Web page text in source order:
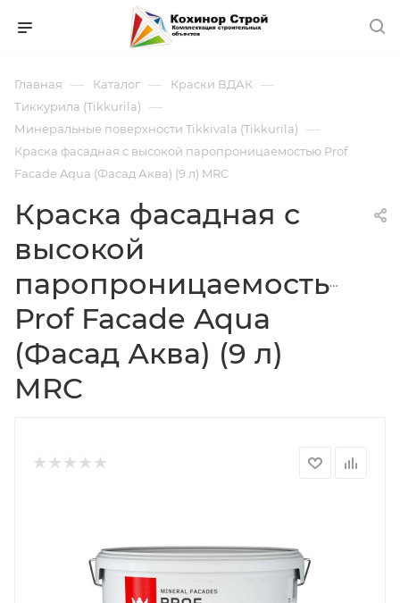
Главная — Каталог — Краски ВДАК —
Тиккурила (Tikkurila) —
Минеральные поверхности Tikkivala (Tikkurila) —
Краска фасадная с высокой паропроницаемостью Prof
Facade Aqua (Фасад Аква) (9 л) MRC
Краска фасадная с
высокой
паропроницаемостью
Prof Facade Aqua
(Фасад Аква) (9 л)
MRC